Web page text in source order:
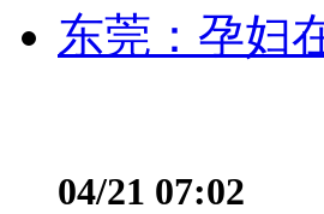
东莞：孕妇
04/21 07:02